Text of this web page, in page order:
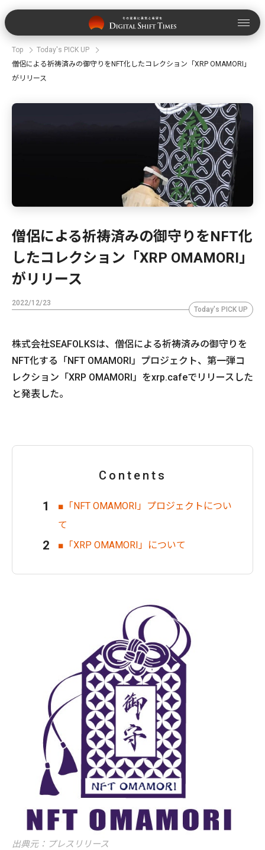
Top
Today's PICK UP
僧侶による祈祷済みの御守りをNFT化したコレクション「XRP OMAMORI」
がリリース
僧侶による祈祷済みの御守りをNFT化
したコレクション「XRP OMAMORI」
がリリース
2022/12/23
Today's PICK UP
株式会社SEAFOLKSは、僧侶による祈祷済みの御守りを
NFT化する「NFT OMAMORI」プロジェクト、第一弾コ
レクション「XRP OMAMORI」をxrp.cafeでリリースした
と発表した。
Contents
■「NFT OMAMORI」プロジェクトについ
て
■「XRP OMAMORI」について
出典元：プレスリリース